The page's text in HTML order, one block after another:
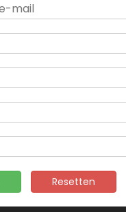
Resetten